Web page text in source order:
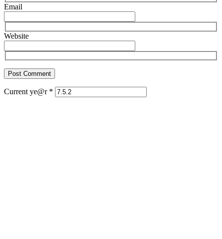
Email
Website
Current ye@r *